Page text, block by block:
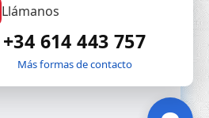
Llámanos
+34 614 443 757
Más formas de contacto